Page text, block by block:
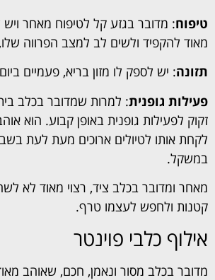
טיפוח: מדובר בגזע קל לטיפוח מאחר
מאוד להקפיד ולשים לב למצב הפרווה
תזונה: יש לספק לו מזון בריא, פעמיים
פעילות גופנית: למרות שמדובר בכלב
זקוק לפעילות גופנית באופן קבוע. הוא
לקחת אותו לטיולים ארוכים מעת לעת
במשקל.
מאחר ומדובר בכלב ציד, רצוי מאוד לא
קטנות ולחפש לעצמו טרף.
אילוף כלבי פוינטר
מדובר בכלב מסור ונאמן, חכם, שאוהב